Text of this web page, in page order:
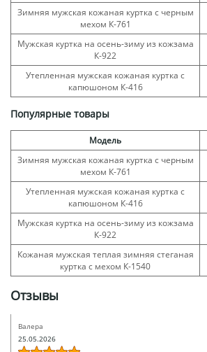
Зимняя мужская кожаная куртка с черным
мехом К-761
Мужская куртка на осень-зиму из кожзама
К-922
Утепленная мужская кожаная куртка с
капюшоном К-416
Популярные товары
Модель
Зимняя мужская кожаная куртка с черным
мехом К-761
Утепленная мужская кожаная куртка с
капюшоном К-416
Мужская куртка на осень-зиму из кожзама
К-922
Кожаная мужская теплая зимняя стеганая
куртка с мехом К-1540
Отзывы
Валера
25.05.2026